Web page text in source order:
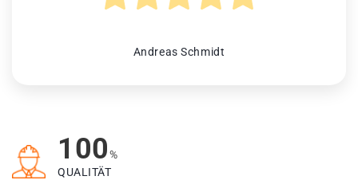
Andreas Schmidt
100%
QUALITÄT